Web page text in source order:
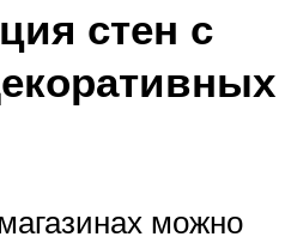
стен с
можно